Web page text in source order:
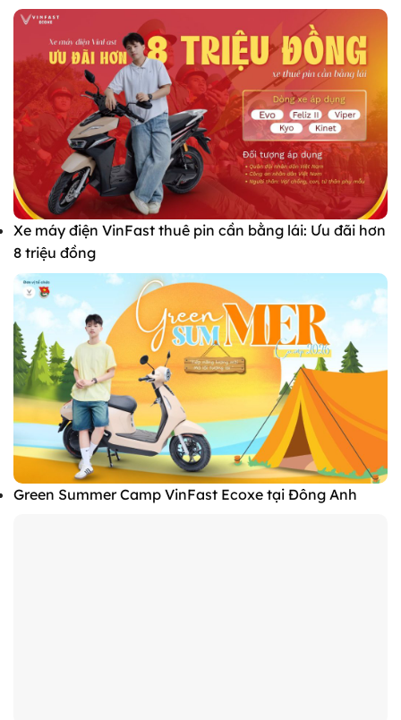
Xe máy điện VinFast thuê pin cần bằng lái: Ưu đãi hơn
8 triệu đồng
Green Summer Camp VinFast Ecoxe tại Đông Anh